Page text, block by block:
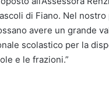
di Fiano. Nel
avere un grande
scolastico per la
e le frazioni.”